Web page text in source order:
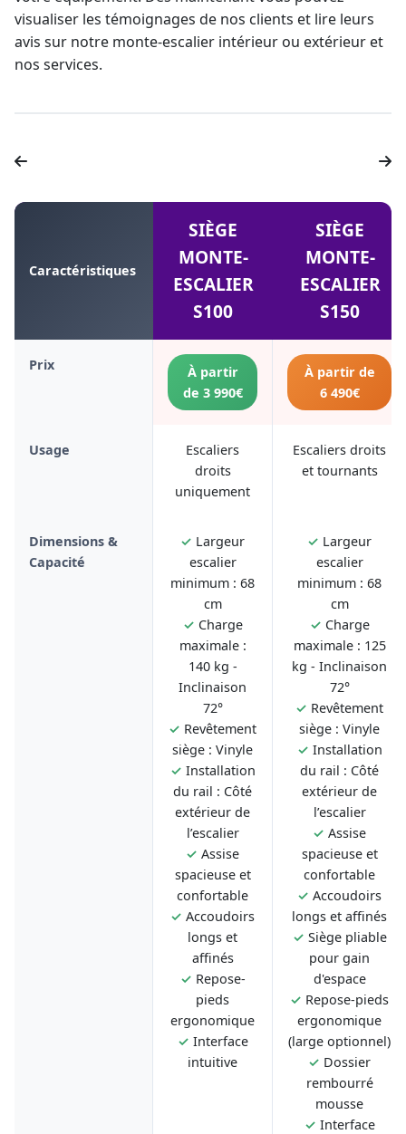
visualiser les témoignages de nos clients et lire leurs
avis sur notre monte-escalier intérieur ou extérieur et
nos services.
Caractéristiques
SIÈGE
MONTE-
ESCALIER
S100
SIÈGE
MONTE-
ESCALIER
S150
Prix
À partir
de 3 990€
À partir de
6 490€
Usage
Escaliers
droits
uniquement
Escaliers droits
et tournants
Dimensions &
Capacité
✓ Largeur
escalier
minimum : 68
cm
✓ Charge
maximale :
140 kg -
Inclinaison
72°
✓ Revêtement
siège : Vinyle
✓ Installation
du rail : Côté
extérieur de
l’escalier
✓ Assise
spacieuse et
confortable
✓ Accoudoirs
longs et
affinés
✓ Repose-
pieds
ergonomique
✓ Interface
intuitive
✓ Largeur
escalier
minimum : 68
cm
✓ Charge
maximale : 125
kg - Inclinaison
72°
✓ Revêtement
siège : Vinyle
✓ Installation
du rail : Côté
extérieur de
l’escalier
✓ Assise
spacieuse et
confortable
✓ Accoudoirs
longs et affinés
✓ Siège pliable
pour gain
d'espace
✓ Repose-pieds
ergonomique
(large optionnel)
✓ Dossier
rembourré
mousse
✓ Interface